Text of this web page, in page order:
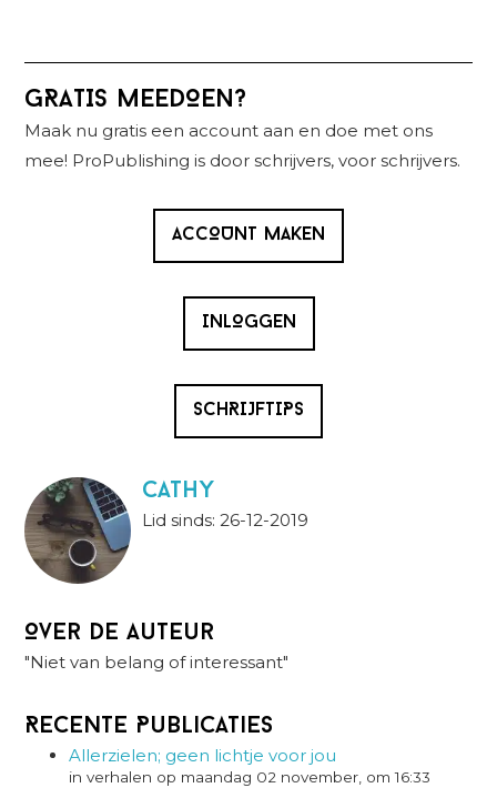
Primaire
Sidebar
GRATIS MEEDOEN?
Maak nu gratis een account aan en doe met ons
mee! ProPublishing is door schrijvers, voor schrijvers.
ACCOUNT MAKEN
INLOGGEN
SCHRIJFTIPS
Cathy
Lid sinds: 26-12-2019
Over de auteur
"Niet van belang of interessant"
Recente Publicaties
Allerzielen; geen lichtje voor jou
in verhalen op maandag 02 november, om 16:33